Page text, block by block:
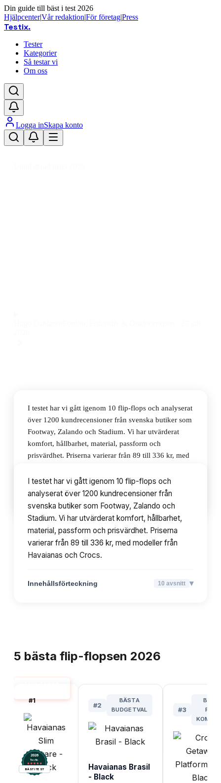
Din guide till bäst i test 2026
Hjälpcenter|Vår redaktion|För företag|Press
Testix.
Tester
Kategorier
Så testar vi
Om oss
Logga inSkapa konto
I testet har vi gått igenom 10 flip-flops och analyserat
över 1200 kundrecensioner från svenska butiker som
Footway, Zalando och Stadium. Vi har utvärderat
komfort, hållbarhet, material, passform och
prisvärdhet. Priserna varierar från 89 till 336 kr, med
Innehållsförteckning 10avsnitt
I testet har vi gått igenom 10 flip-flops och
analyserat över 1200 kundrecensioner från
svenska butiker som Footway, Zalando och
Stadium. Vi har utvärderat komfort, hållbarhet,
material, passform och prisvärdhet. Priserna
varierar från 89 till 336 kr, med modeller från
Havaianas och Crocs.
Innehållsförteckning 10 avsnitt ▾
5 bästa flip-flopsen 2026
#1
2026
Testix.
BÄST I TEST
#2
BÄSTA
BUDGETVAL
Havaianas Brasil
- Black
#3
BÄST
FÖR